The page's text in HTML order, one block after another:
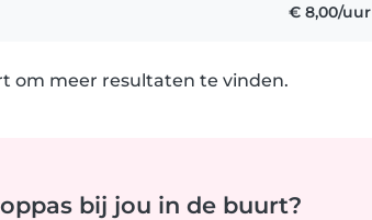
€ 8,00/uur
om meer resultaten te vinden.
bij jou in de buurt?